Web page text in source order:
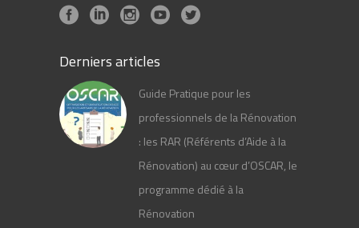
Derniers articles
Guide Pratique pour les
professionnels de la Rénovation
: les RAR (Référents d’Aide à la
Rénovation) au cœur d’OSCAR, le
programme dédié à la
Rénovation